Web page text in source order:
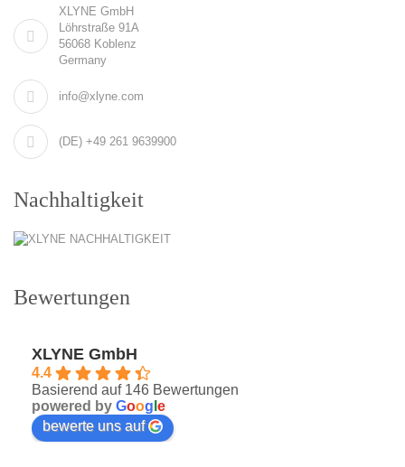
XLYNE GmbH
Löhrstraße 91A
56068 Koblenz
Germany
info@xlyne.com
(DE) +49 261 9639900
Nachhaltigkeit
Bewertungen
XLYNE GmbH
4.4
Basierend auf 146 Bewertungen
powered by Goog e
bewerte uns auf